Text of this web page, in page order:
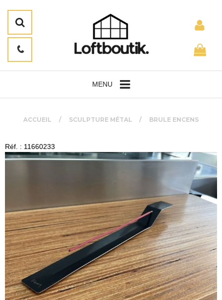
MENU
ACCUEIL SCULPTURE MÉTAL BRULE ENCENS
Réf. : 11660233